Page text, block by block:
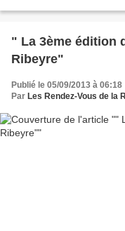
" La 3ème édition
Ribeyre"
Publié le 05/09/2013 à 06:18
Par Les Rendez-Vous de la